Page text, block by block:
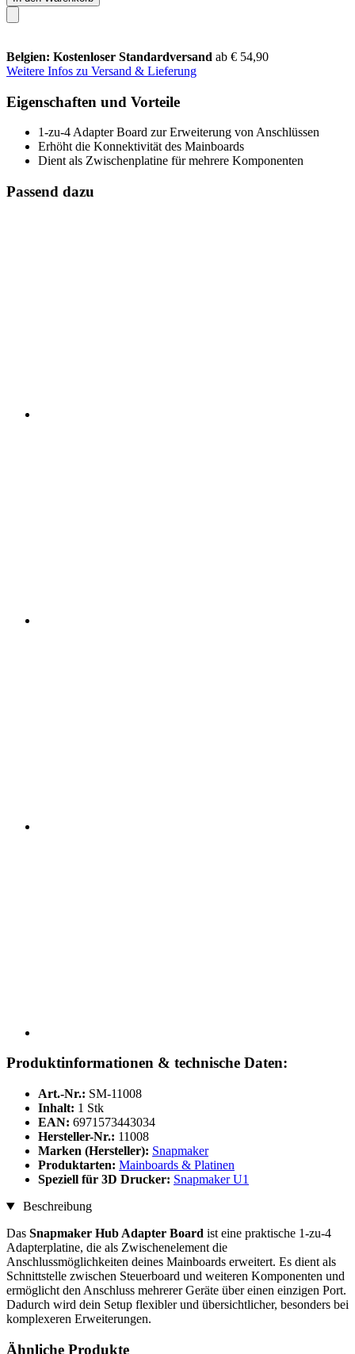
Belgien: Kostenloser Standardversand ab € 54,90
Weitere Infos zu Versand & Lieferung
Eigenschaften und Vorteile
1-zu-4 Adapter Board zur Erweiterung von Anschlüssen
Erhöht die Konnektivität des Mainboards
Dient als Zwischenplatine für mehrere Komponenten
Passend dazu
Produktinformationen & technische Daten:
Art.-Nr.: SM-11008
Inhalt: 1 Stk
EAN: 6971573443034
Hersteller-Nr.: 11008
Marken (Hersteller): Snapmaker
Produktarten: Mainboards & Platinen
Speziell für 3D Drucker: Snapmaker U1
Beschreibung
Das Snapmaker Hub Adapter Board ist eine praktische 1-zu-4
Adapterplatine, die als Zwischenelement die
Anschlussmöglichkeiten deines Mainboards erweitert. Es dient als
Schnittstelle zwischen Steuerboard und weiteren Komponenten und
ermöglicht den Anschluss mehrerer Geräte über einen einzigen Port.
Dadurch wird dein Setup flexibler und übersichtlicher, besonders bei
komplexeren Erweiterungen.
Ähnliche Produkte